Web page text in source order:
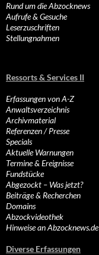
Rund um die Abzocknews
Aufrufe & Gesuche
Leserzuschriften
Stellungnahmen
Ressorts & Services II
Erfassungen von A-Z
Anwaltsverzeichnis
Archivmaterial
Referenzen / Presse
Specials
Aktuelle Warnungen
Termine & Ereignisse
Fundstücke
Abgezockt – Was jetzt?
Beiträge & Recherchen
Domains
Abzockvideothek
Hinweise an Abzocknews.de
Diverse Erfassungen